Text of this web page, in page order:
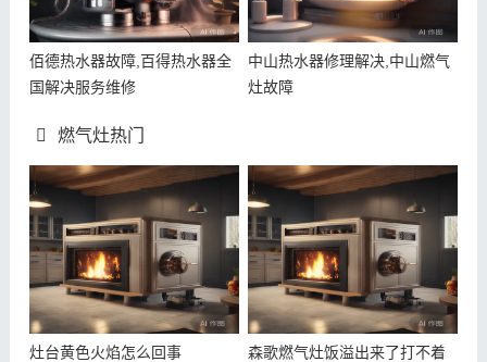
佰德热水器故障,百得热水器全
国解决服务维修
中山热水器修理解决,中山燃气
灶故障
燃气灶热门
灶台黄色火焰怎么回事
森歌燃气灶饭溢出来了打不着